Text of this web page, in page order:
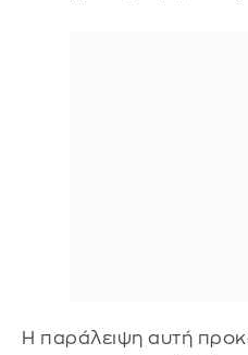
Η παράλειψη αυτή